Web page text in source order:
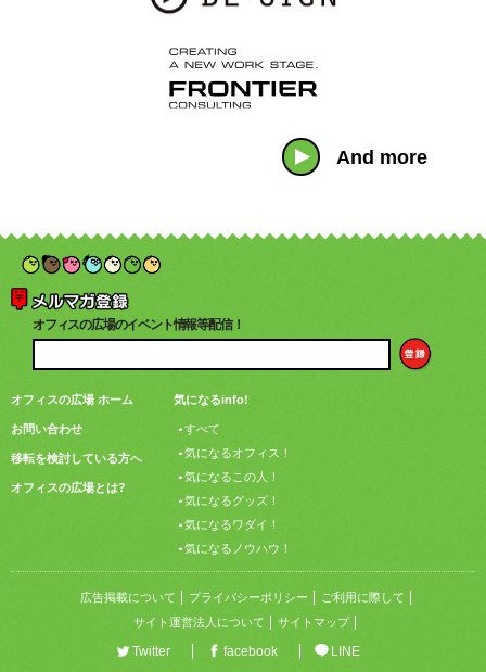
And more
オフィスの広場のイベント情報等配信！
オフィスの広場 ホーム
お問い合わせ
移転を検討している方へ
オフィスの広場とは?
気になるinfo!
すべて
気になるオフィス！
気になるこの人！
気になるグッズ！
気になるワダイ！
気になるノウハウ！
広告掲載について プライバシーポリシー
ご利用に際して
サイト運営法人について
サイトマップ
Twitter facebook LINE